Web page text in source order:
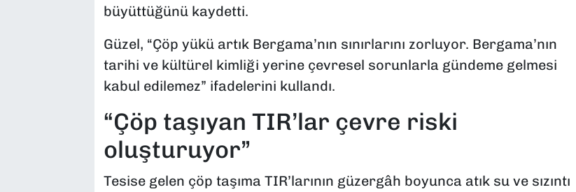
büyüttüğünü kaydetti.
Güzel, “Çöp yükü artık Bergama’nın sınırlarını zorluyor. Bergama’nın
tarihi ve kültürel kimliği yerine çevresel sorunlarla gündeme gelmesi
kabul edilemez” ifadelerini kullandı.
“Çöp taşıyan TIR’lar çevre riski
oluşturuyor”
Tesise gelen çöp taşıma TIR’larının güzergâh boyunca atık su ve sızıntı